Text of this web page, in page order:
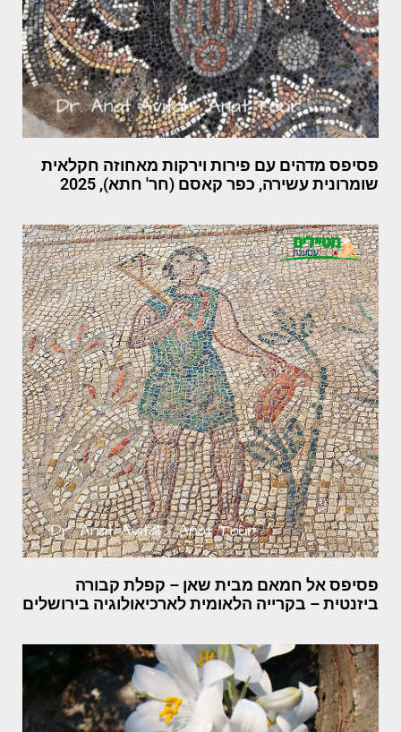
פסיפס מדהים עם פירות וירקות מאחוזה חקלאית
שומרונית עשירה, כפר קאסם (חר' חתא), 2025
פסיפס אל חמאם מבית שאן – קפלת קבורה
ביזנטית – בקרייה הלאומית לארכיאולוגיה בירושלים